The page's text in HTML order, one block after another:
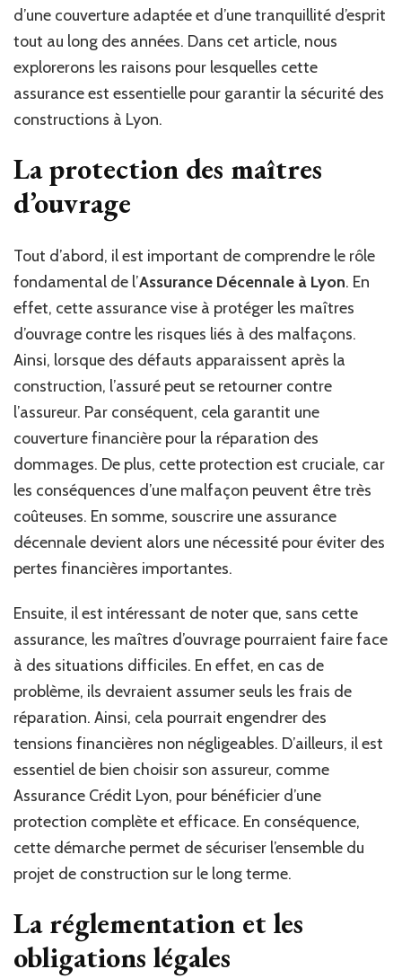
sécurité
d’une couverture adaptée et d’une tranquillité d’esprit
tout au long des années. Dans cet article, nous
explorerons les raisons pour lesquelles cette
assurance est essentielle pour garantir la sécurité des
constructions à Lyon.
La protection des maîtres
d’ouvrage
Tout d’abord, il est important de comprendre le rôle
fondamental de l’Assurance Décennale à Lyon. En
effet, cette assurance vise à protéger les maîtres
d’ouvrage contre les risques liés à des malfaçons.
Ainsi, lorsque des défauts apparaissent après la
construction, l’assuré peut se retourner contre
l’assureur. Par conséquent, cela garantit une
couverture financière pour la réparation des
dommages. De plus, cette protection est cruciale, car
les conséquences d’une malfaçon peuvent être très
coûteuses. En somme, souscrire une assurance
décennale devient alors une nécessité pour éviter des
pertes financières importantes.
Ensuite, il est intéressant de noter que, sans cette
assurance, les maîtres d’ouvrage pourraient faire face
à des situations difficiles. En effet, en cas de
problème, ils devraient assumer seuls les frais de
réparation. Ainsi, cela pourrait engendrer des
tensions financières non négligeables. D’ailleurs, il est
essentiel de bien choisir son assureur, comme
Assurance Crédit Lyon, pour bénéficier d’une
protection complète et efficace. En conséquence,
cette démarche permet de sécuriser l’ensemble du
projet de construction sur le long terme.
La réglementation et les
obligations légales